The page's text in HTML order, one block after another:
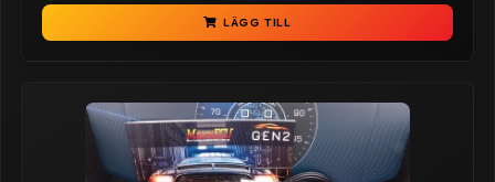
LÄGG TILL